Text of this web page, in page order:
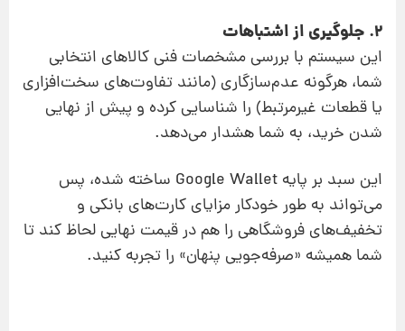
2. جلوگیری از اشتباهات
این سیستم با بررسی مشخصات فنی کالاهای انتخابی
شما، هرگونه عدم‌سازگاری (مانند تفاوت‌های سخت‌افزاری
یا قطعات غیرمرتبط) را شناسایی کرده و پیش از نهایی
شدن خرید، به شما هشدار می‌دهد.
این سبد بر پایه Google Wallet ساخته شده، پس
می‌تواند به طور خودکار مزایای کارت‌های بانکی و
تخفیف‌های فروشگاهی را هم در قیمت نهایی لحاظ کند تا
شما همیشه «صرفه‌جویی پنهان» را تجربه کنید.